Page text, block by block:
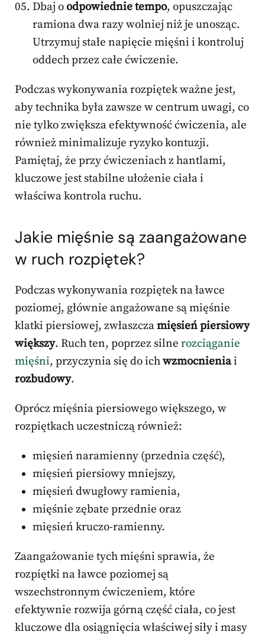
Dbaj oodpowiednie tempo, opuszczając
ramiona dwa razy wolniej niż je unosząc.
Utrzymuj stałe napięcie mięśni i kontroluj
oddech przez całe ćwiczenie.
Podczas wykonywania rozpiętek ważne jest,
aby technika była zawsze w centrum uwagi, co
nie tylko zwiększa efektywność ćwiczenia, ale
również minimalizuje ryzyko kontuzji.
Pamiętaj, że przy ćwiczeniach z hantlami,
kluczowe jest stabilne ułożenie ciała i
właściwa kontrola ruchu.
Jakie mięśnie są zaangażowane
w ruch rozpiętek?
Podczas wykonywania rozpiętek na ławce
poziomej, głównie angażowane są mięśnie
klatki piersiowej, zwłaszczamięsień piersiowy
większy. Ruch ten, poprzez silne rozciąganie
mięśni, przyczynia się do ichwzmocnieniai
rozbudowy.
Oprócz mięśnia piersiowego większego, w
rozpiętkach uczestniczą również:
mięsień naramienny (przednia część),
mięsień piersiowy mniejszy,
mięsień dwugłowy ramienia,
mięśnie zębate przednie oraz
mięsień kruczo-ramienny.
Zaangażowanie tych mięśni sprawia, że
rozpiętki na ławce poziomej są
wszechstronnym ćwiczeniem, które
efektywnie rozwija górną część ciała, co jest
kluczowe dla osiągnięcia właściwej siły i masy